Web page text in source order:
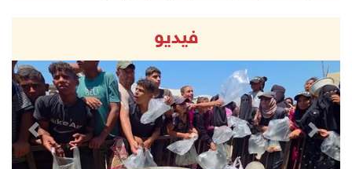
قوات الاحتلال تغلق مداخل يعبد جنوب غرب جنين
07/آب/2026 10:15 م
الاحتلال يعيق تنقل المواطنين ويقتحم بلدات شرق ...
07/آب/2026 08:52 م
إصابة مواطنين في اعتداء للمستعمرين في بيت دجن
07/آب/2026 08:48 م
فيديو
Next